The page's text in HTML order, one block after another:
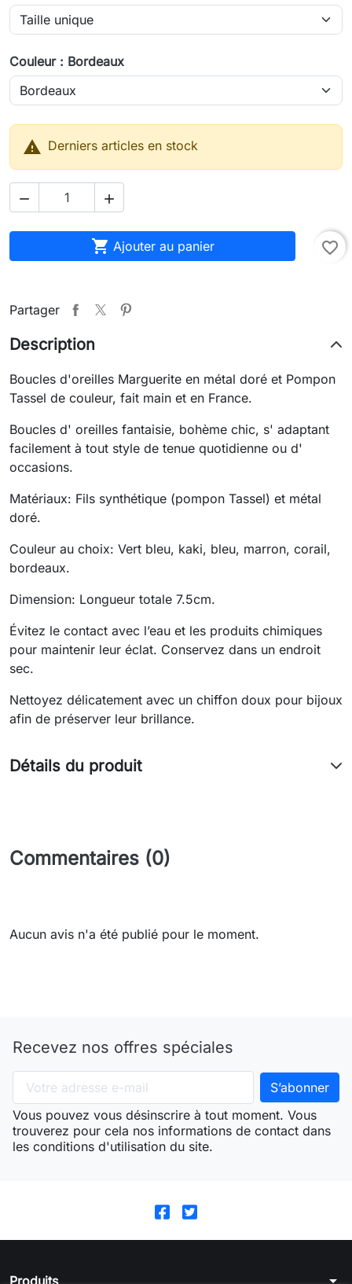
Couleur : Bordeaux
 Derniers articles en stock
 
 Ajouter au panier favorite_border
Partager
Description
Boucles d'oreilles Marguerite en métal doré et Pompon
Tassel de couleur, fait main et en France.
Boucles d' oreilles fantaisie, bohème chic, s' adaptant
facilement à tout style de tenue quotidienne ou d'
occasions.
Matériaux: Fils synthétique (pompon Tassel) et métal
doré.
Couleur au choix: Vert bleu, kaki, bleu, marron, corail,
bordeaux.
Dimension: Longueur totale 7.5cm.
Évitez le contact avec l’eau et les produits chimiques
pour maintenir leur éclat. Conservez dans un endroit
sec.
Nettoyez délicatement avec un chiffon doux pour bijoux
afin de préserver leur brillance.
Détails du produit
Commentaires (0)
Aucun avis n'a été publié pour le moment.
Recevez nos offres spéciales
Vous pouvez vous désinscrire à tout moment. Vous
trouverez pour cela nos informations de contact dans
les conditions d'utilisation du site.